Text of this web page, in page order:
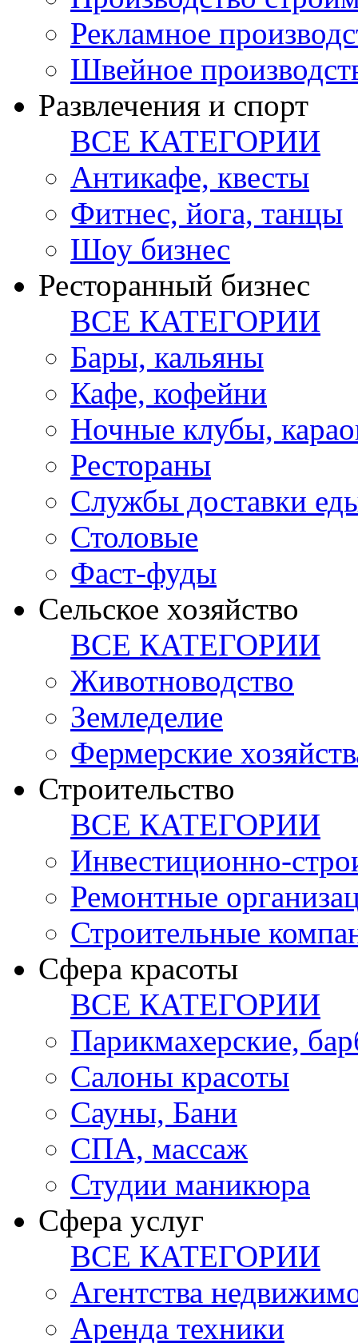
Рекламное
Швейное
Развлечения и спорт
ВСЕ КАТЕГОРИИ
Антикафе, квесты
Фитнес, йога, танцы
Шоу бизнес
Ресторанный бизнес
ВСЕ КАТЕГОРИИ
Бары, кальяны
Кафе, кофейни
Ночные клубы,
Рестораны
Службы доставки
Столовые
Фаст-фуды
Сельское хозяйство
ВСЕ КАТЕГОРИИ
Животноводство
Земледелие
Фермерские
Строительство
ВСЕ КАТЕГОРИИ
Инвестиционно-
Ремонтные
Строительные
Сфера красоты
ВСЕ КАТЕГОРИИ
Парикмахерские,
Салоны красоты
Сауны, Бани
СПА, массаж
Студии маникюра
Сфера услуг
ВСЕ КАТЕГОРИИ
Агентства
Аренда техники